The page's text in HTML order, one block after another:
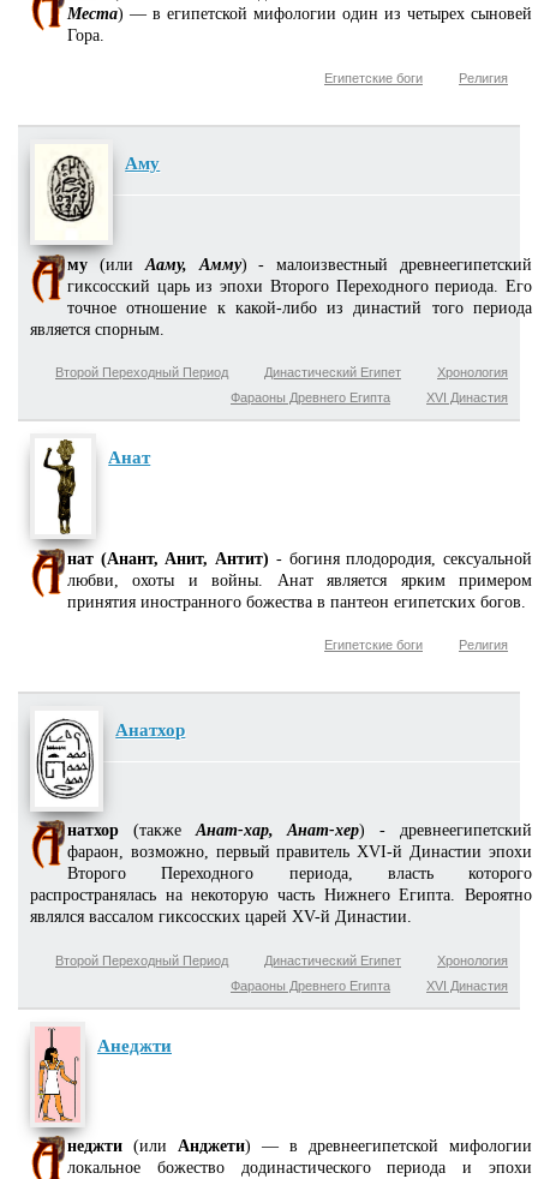
Места) — в египетской мифологии один из четырех сыновей
Гора.
Религия
Египетские боги
Аму
му (или Ааму, Амму) - малоизвестный древнеегипетский
гиксосский царь из эпохи Второго Переходного периода. Его
точное отношение к какой-либо из династий того периода
является спорным.
Хронология
Династический Египет
Второй Переходный Период
XVI Династия
Фараоны Древнего Египта
Анат
нат (Анант, Анит, Антит) - богиня плодородия, сексуальной
любви, охоты и войны. Анат является ярким примером
принятия иностранного божества в пантеон египетских богов.
Религия
Египетские боги
Анатхор
натхор (такжеАнат-хар, Анат-хер) - древнеегипетский
фараон, возможно, первый правитель XVI-й Династии эпохи
Второго Переходного периода, власть которого
распространялась на некоторую часть Нижнего Египта. Вероятно
являлся вассалом гиксосских царей XV-й Династии.
Хронология
Династический Египет
Второй Переходный Период
XVI Династия
Фараоны Древнего Египта
Анеджти
неджти (или Анджети) — в древнеегипетской мифологии
локальное божество додинастического периода и эпохи